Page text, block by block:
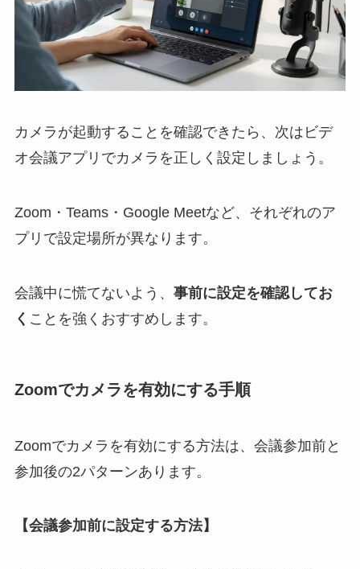
カメラが起動することを確認できたら、次はビデ
オ会議アプリでカメラを正しく設定しましょう。
Zoom・Teams・Google Meetなど、それぞれのア
プリで設定場所が異なります。
会議中に慌てないよう、 事前に設定を確認してお
く ことを強くおすすめします。
Zoomでカメラを有効にする手順
Zoomでカメラを有効にする方法は、会議参加前と
参加後の2パターンあります。
【会議参加前に設定する方法】